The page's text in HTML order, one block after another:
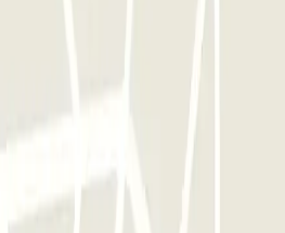
hacer uso de toda la red de
disponibles en Parclick.